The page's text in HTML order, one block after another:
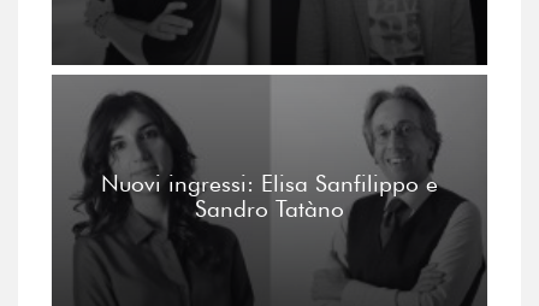
Nuovi ingressi: Elisa Sanfilippo e
Sandro Tatàno